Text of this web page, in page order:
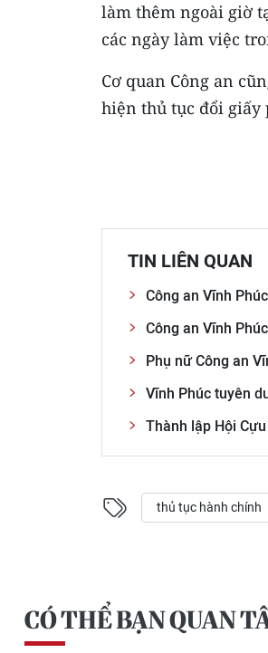
làm thêm ngoài giờ
các ngày làm việc
Cơ quan Công an
hiện thủ tục đổi giấy
TIN LIÊN QUAN
Công an Vĩnh
Công an Vĩnh
Phụ nữ Công an
Vĩnh Phúc tuyên
Thành lập Hội
thủ tục hành chính
CÓ THỂ BẠN QUAN